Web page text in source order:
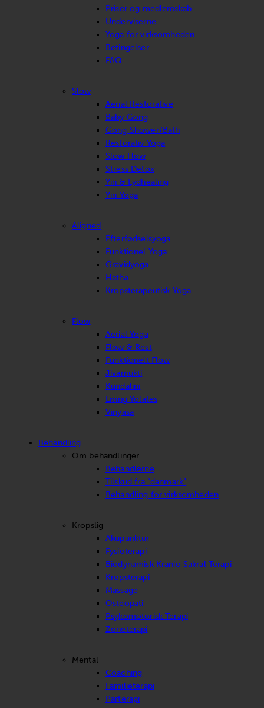
Priser og medlemskab
Underviserne
Yoga for virksomheden
Betingelser
FAQ
Slow
Aerial Restorative
Baby Gong
Gong Shower/Bath
Restorativ Yoga
Slow Flow
Stress Detox
Yin & Lydhealing
Yin Yoga
Aligned
Efterfødselsyoga
Funktionel Yoga
Gravidyoga
Hatha
Kropsterapeutisk Yoga
Flow
Aerial Yoga
Flow & Rest
Funktionelt Flow
Jivamukti
Kundalini
Living Yolates
Vinyasa
Behandling
Om behandlinger
Behandlerne
Tilskud fra “danmark”
Behandling for virksomheden
Kropslig
Akupunktur
Fysioterapi
Biodynamisk Kranio Sakral Terapi
Kropsterapi
Massage
Osteopati
Psykomotorisk Terapi
Zoneterapi
Mental
Coaching
Familieterapi
Parterapi